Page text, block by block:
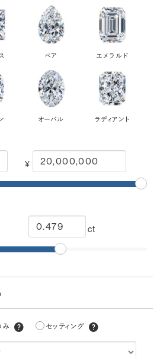
ペア エメラルド
オーバル ラディアント
¥
ct
ヤモンドでプロポーズにおすすめ
み セッティング